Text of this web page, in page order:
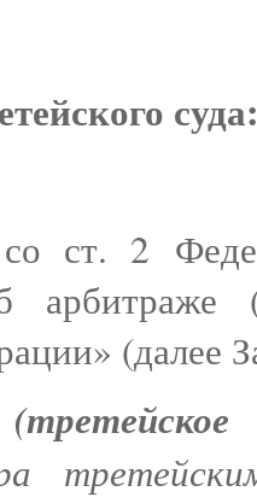
со ст. 2
арбитраже
(далее